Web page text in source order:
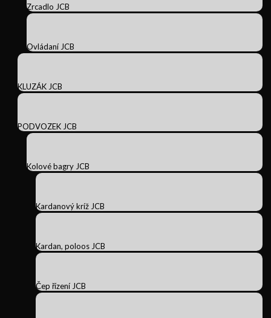
Zrcadlo JCB
Ovládaní JCB
KLUZÁK JCB
PODVOZEK JCB
Kolové bagry JCB
Kardanový kríž JCB
Kardan, poloos JCB
Čep řízení JCB